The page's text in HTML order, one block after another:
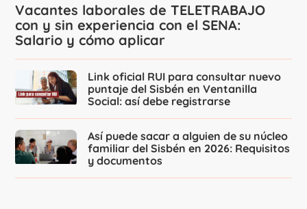
Vacantes laborales de TELETRABAJO
con y sin experiencia con el SENA:
Salario y cómo aplicar
Link oficial RUI para consultar nuevo
puntaje del Sisbén en Ventanilla
Social: así debe registrarse
Así puede sacar a alguien de su núcleo
familiar del Sisbén en 2026: Requisitos
y documentos